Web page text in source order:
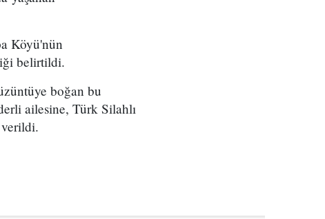
Köyü'nün
belirtildi.
boğan bu
ailesine, Türk Silahlı